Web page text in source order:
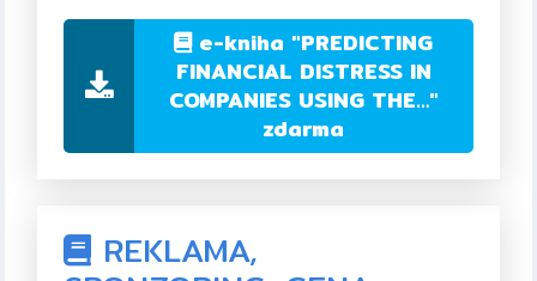
construction of the model is a result of the
author’s personal belief that there is a need
for such model. The conclusions resulting
from the application of the CCB indicator
have not yet been comprehensively
presented in the professional literature.
ISBN:978-1-9993071-8-9
e-kniha "PREDICTING
FINANCIAL DISTRESS IN
COMPANIES USING THE…"
zdarma
REKLAMA,